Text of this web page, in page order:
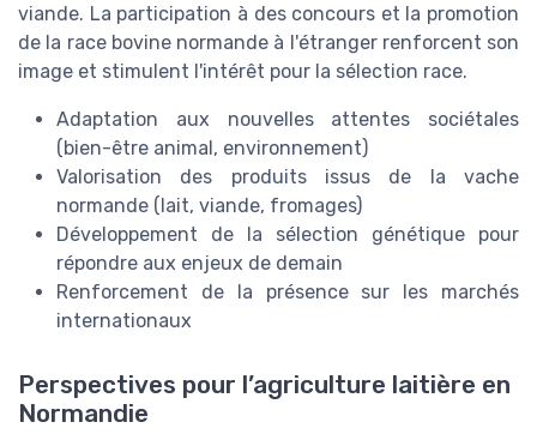
viande. La participation à des concours et la promotion
de la race bovine normande à l'étranger renforcent son
image et stimulent l'intérêt pour la sélection race.
Adaptation aux nouvelles attentes sociétales
(bien-être animal, environnement)
Valorisation des produits issus de la vache
normande (lait, viande, fromages)
Développement de la sélection génétique pour
répondre aux enjeux de demain
Renforcement de la présence sur les marchés
internationaux
Perspectives pour l’agriculture laitière en
Normandie